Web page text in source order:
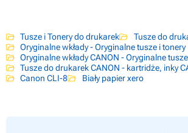
Tusze i Tonery do drukarek
Tusze do
Oryginalne wkłady - Oryginalne tusze i tonery
Oryginalne wkłady CANON - Oryginalne
Tusze do drukarek CANON - kartridże, inky
Canon CLI-8
Biały papier xero